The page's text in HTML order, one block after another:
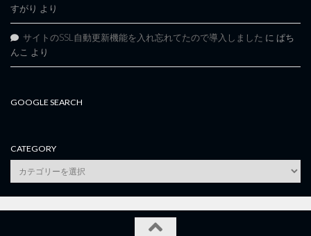
すがり より
サイトのSSL自動更新機能を入れ忘れてたので導入しました に ぱち
んこ より
GOOGLE SEARCH
CATEGORY
category